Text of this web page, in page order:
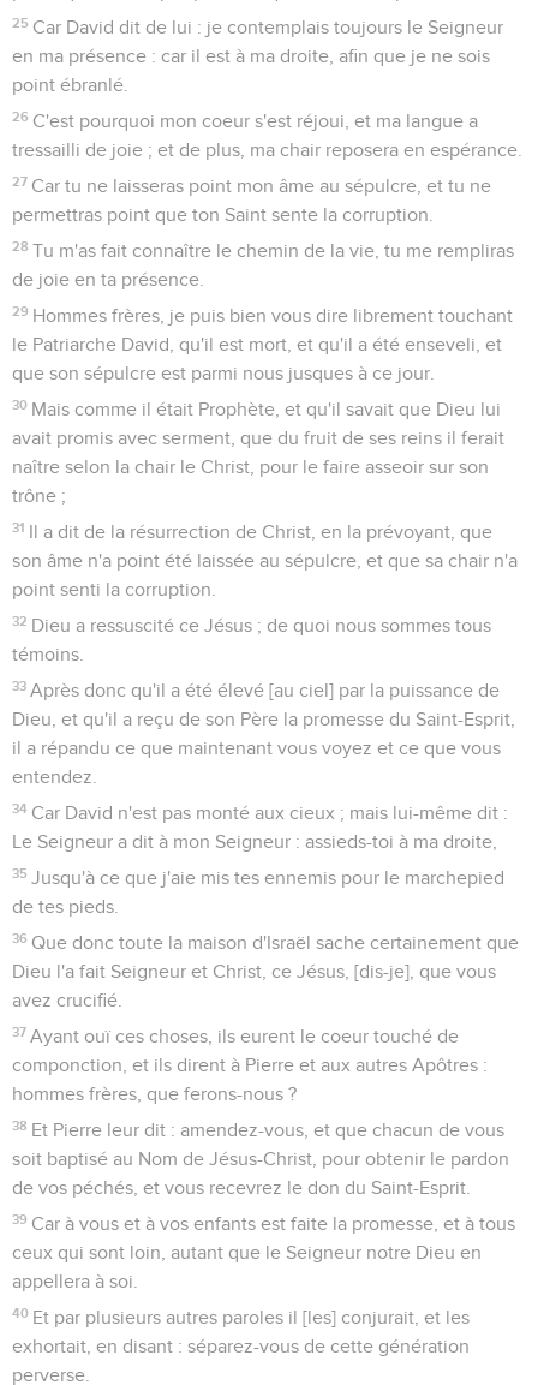
25 Car David dit de lui : je contemplais toujours le Seigneur
en ma présence : car il est à ma droite, afin que je ne sois
point ébranlé.
26 C'est pourquoi mon coeur s'est réjoui, et ma langue a
tressailli de joie ; et de plus, ma chair reposera en espérance.
27 Car tu ne laisseras point mon âme au sépulcre, et tu ne
permettras point que ton Saint sente la corruption.
28 Tu m'as fait connaître le chemin de la vie, tu me rempliras
de joie en ta présence.
29 Hommes frères, je puis bien vous dire librement touchant
le Patriarche David, qu'il est mort, et qu'il a été enseveli, et
que son sépulcre est parmi nous jusques à ce jour.
30 Mais comme il était Prophète, et qu'il savait que Dieu lui
avait promis avec serment, que du fruit de ses reins il ferait
naître selon la chair le Christ, pour le faire asseoir sur son
trône ;
31 Il a dit de la résurrection de Christ, en la prévoyant, que
son âme n'a point été laissée au sépulcre, et que sa chair n'a
point senti la corruption.
32 Dieu a ressuscité ce Jésus ; de quoi nous sommes tous
témoins.
33 Après donc qu'il a été élevé [au ciel] par la puissance de
Dieu, et qu'il a reçu de son Père la promesse du Saint-Esprit,
il a répandu ce que maintenant vous voyez et ce que vous
entendez.
34 Car David n'est pas monté aux cieux ; mais lui-même dit :
Le Seigneur a dit à mon Seigneur : assieds-toi à ma droite,
35 Jusqu'à ce que j'aie mis tes ennemis pour le marchepied
de tes pieds.
36 Que donc toute la maison d'Israël sache certainement que
Dieu l'a fait Seigneur et Christ, ce Jésus, [dis-je], que vous
avez crucifié.
37 Ayant ouï ces choses, ils eurent le coeur touché de
componction, et ils dirent à Pierre et aux autres Apôtres :
hommes frères, que ferons-nous ?
38 Et Pierre leur dit : amendez-vous, et que chacun de vous
soit baptisé au Nom de Jésus-Christ, pour obtenir le pardon
de vos péchés, et vous recevrez le don du Saint-Esprit.
39 Car à vous et à vos enfants est faite la promesse, et à tous
ceux qui sont loin, autant que le Seigneur notre Dieu en
appellera à soi.
40 Et par plusieurs autres paroles il [les] conjurait, et les
exhortait, en disant : séparez-vous de cette génération
perverse.